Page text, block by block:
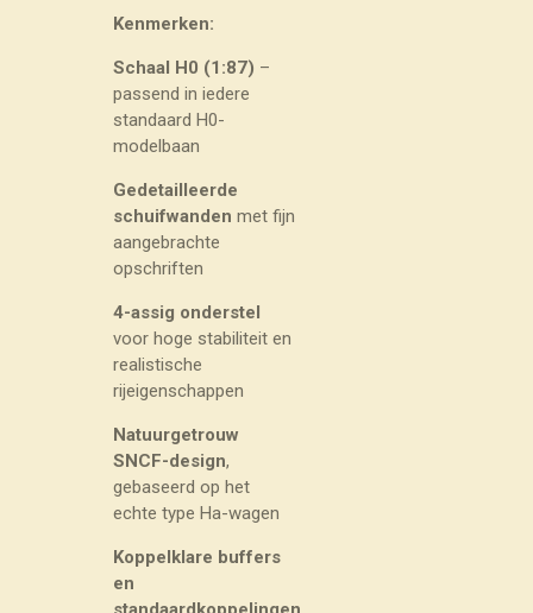
Kenmerken:
Schaal H0 (1:87) –
passend in iedere
standaard H0-
modelbaan
Gedetailleerde
schuifwanden met fijn
aangebrachte
opschriften
4-assig onderstel
voor hoge stabiliteit en
realistische
rijeigenschappen
Natuurgetrouw
SNCF-design,
gebaseerd op het
echte type Ha-wagen
Koppelklare buffers
en